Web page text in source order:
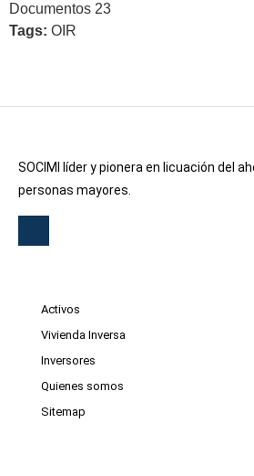
Documentos 23
Tags: OIR
SOCIMI líder y pionera en licuación del
personas mayores.
Activos
Vivienda Inversa
Inversores
Quienes somos
Sitemap